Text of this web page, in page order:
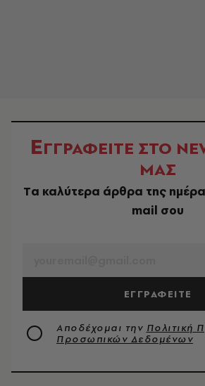
ΕΓΓΡΑΦΕΙΤΕ ΣΤΟ
ΜΑΣ
Tα καλύτερα άρθρα της
mail σου
ΕΓΓΡΑΦΕΙΤΕ
Αποδέχομαι την Πολιτική
Προσωπικών Δεδομένων